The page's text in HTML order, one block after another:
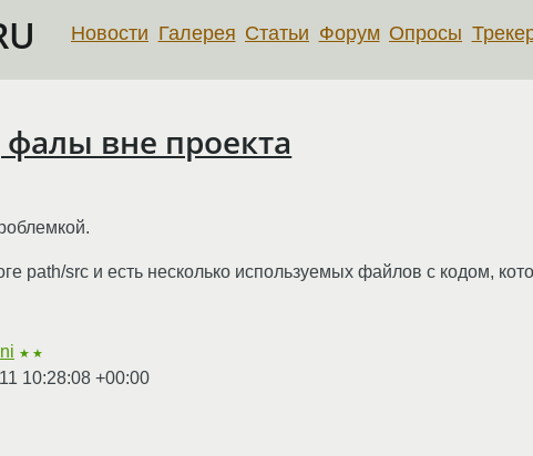
Новости Галерея Статьи Форум Опросы
вне проекта
path/src и есть несколько используемых файлов с кодом,
★★
10:28:08 +00:00